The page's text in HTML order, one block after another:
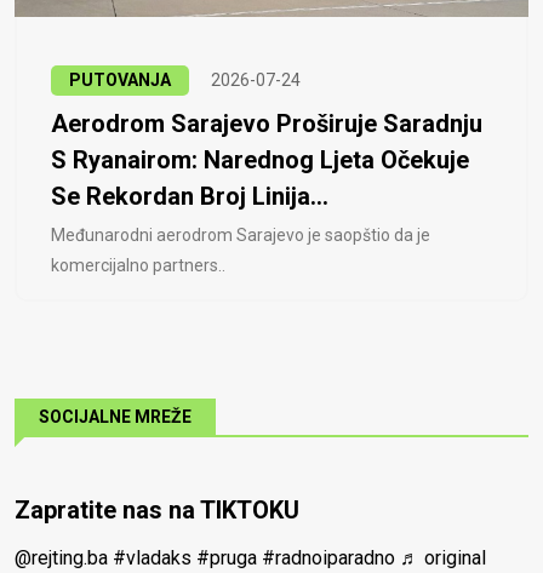
PUTOVANJA 2026-07-24
Aerodrom Sarajevo Proširuje Saradnju
S Ryanairom: Narednog Ljeta Očekuje
Se Rekordan Broj Linija...
Međunarodni aerodrom Sarajevo je saopštio da je
komercijalno partners..
SOCIJALNE MREŽE
Zapratite nas na TIKTOKU
@rejting.ba #vladaks #pruga #radnoiparadno ♬ original